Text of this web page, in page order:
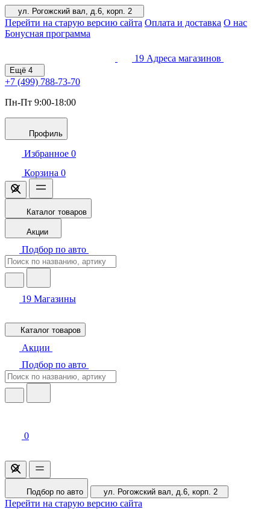
ул. Рогожский вал, д.6, корп. 2
Перейти на старую версию сайта Оплата и доставка О нас
Бонусная программа
19 Адреса магазинов
Ещё 4
+7 (499) 788-73-70
Пн-Пт 9:00-18:00
Профиль
Избранное 0
Корзина 0
Каталог товаров
Акции
Подбор по авто
19 Магазины
Каталог товаров
Акции
Подбор по авто
0
Подбор по авто ул. Рогожский вал, д.6, корп. 2
Перейти на старую версию сайта